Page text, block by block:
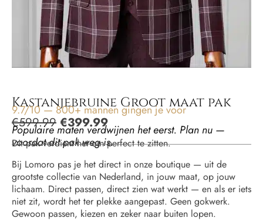
Kastanjebruine Groot maat pak
9.7/10 — 800+ mannen gingen je voor
€599.99 €399.99
Populaire maten verdwijnen het eerst. Plan nu —
voordat dit pak weg is.
Dit pak verdient het om perfect te zitten.
Bij Lomoro pas je het direct in onze boutique — uit de
grootste collectie van Nederland, in jouw maat, op jouw
lichaam. Direct passen, direct zien wat werkt — en als er iets
niet zit, wordt het ter plekke aangepast. Geen gokwerk.
Gewoon passen, kiezen en zeker naar buiten lopen.